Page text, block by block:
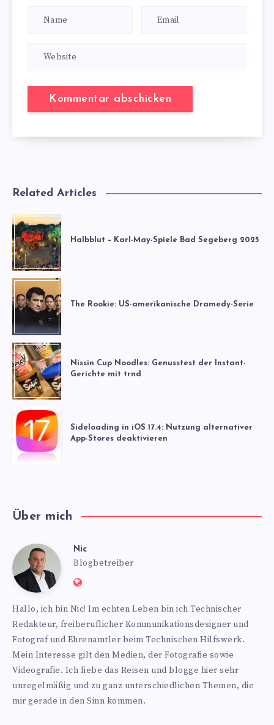
Related Articles
Halbblut – Karl-May-Spiele Bad Segeberg 2025
The Rookie: US-amerikanische Dramedy-Serie
Nissin Cup Noodles: Genusstest der Instant-
Gerichte mit trnd
Sideloading in iOS 17.4: Nutzung alternativer
App-Stores deaktivieren
Über mich
Nic Nic
Blogbetreiber
Website:
Hallo, ich bin Nic! Im echten Leben bin ich Technischer
Redakteur, freiberuflicher Kommunikationsdesigner und
Fotograf und Ehrenamtler beim Technischen Hilfswerk.
Mein Interesse gilt den Medien, der Fotografie sowie
Videografie. Ich liebe das Reisen und blogge hier sehr
unregelmäßig und zu ganz unterschiedlichen Themen, die
mir gerade in den Sinn kommen.